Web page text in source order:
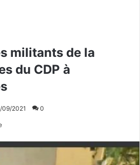
militants de la
du CDP à
09/2021 0